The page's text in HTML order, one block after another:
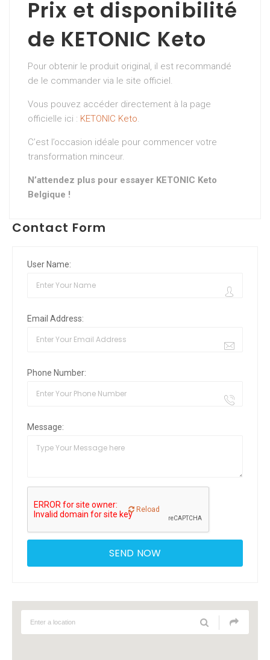
Prix et disponibilité
de KETONIC Keto
Pour obtenir le produit original, il est recommandé
de le commander via le site officiel.
Vous pouvez accéder directement à la page
officielle ici : KETONIC Keto.
C’est l’occasion idéale pour commencer votre
transformation minceur.
N’attendez plus pour essayer KETONIC Keto
Belgique !
Contact Form
User Name:
Email Address:
Phone Number:
Message:
Reload